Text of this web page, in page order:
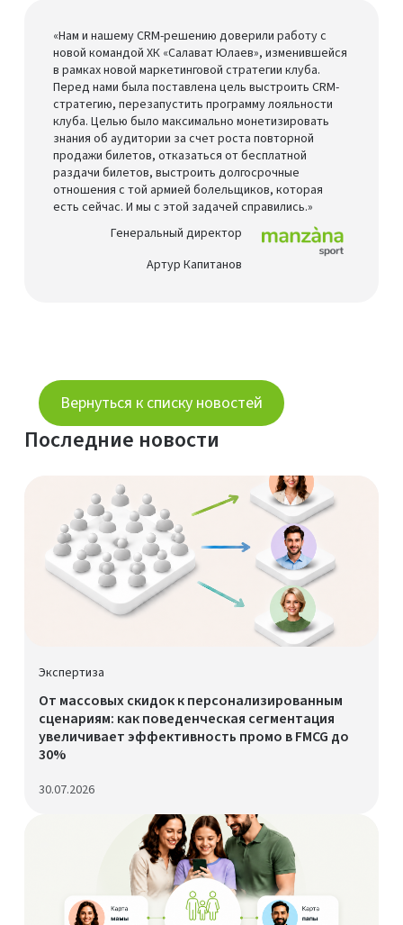
«Нам и нашему CRM-решению доверили работу с
новой командой ХК «Салават Юлаев», изменившейся
в рамках новой маркетинговой стратегии клуба.
Перед нами была поставлена цель выстроить CRM-
стратегию, перезапустить программу лояльности
клуба. Целью было максимально монетизировать
знания об аудитории за счет роста повторной
продажи билетов, отказаться от бесплатной
раздачи билетов, выстроить долгосрочные
отношения с той армией болельщиков, которая
есть сейчас. И мы с этой задачей справились.»
Генеральный директор
Артур Капитанов
Вернуться к списку новостей
Последние новости
Экспертиза
От массовых скидок к персонализированным
сценариям: как поведенческая сегментация
увеличивает эффективность промо в FMCG до
30%
30.07.2026